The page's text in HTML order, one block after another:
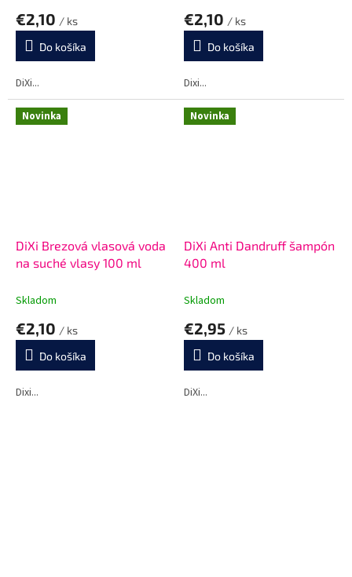
€2,10 / ks
Do košíka
DiXi...
€2,10 / ks
Do košíka
Dixi...
Novinka
DiXi Brezová vlasová voda
na suché vlasy 100 ml
Skladom
€2,10 / ks
Do košíka
Dixi...
Novinka
DiXi Anti Dandruff šampón
400 ml
Skladom
€2,95 / ks
Do košíka
DiXi...